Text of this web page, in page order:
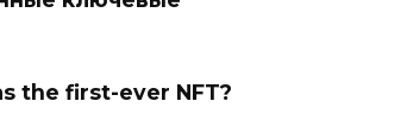
the first-ever NFT?